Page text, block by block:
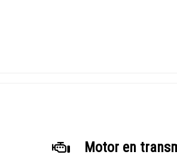
Motor en